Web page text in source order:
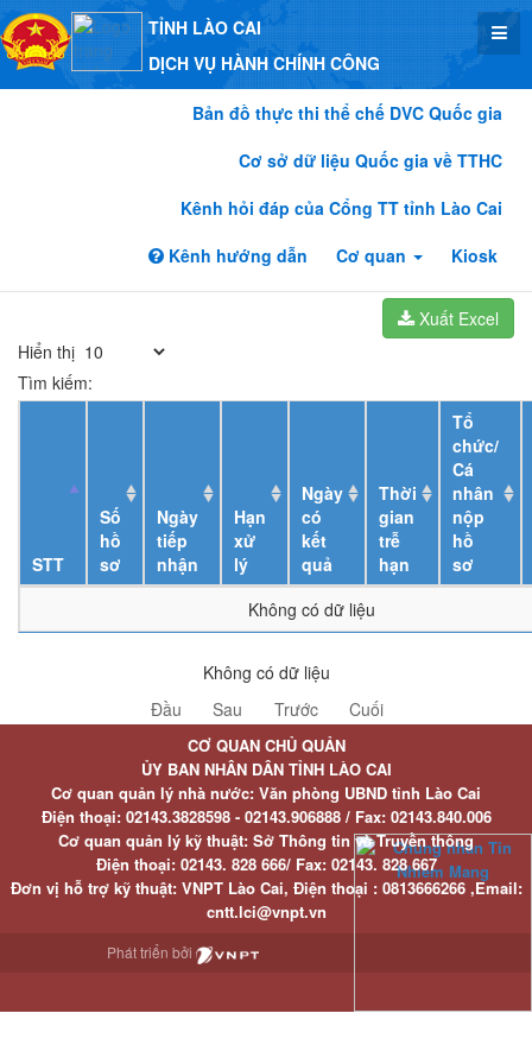
TỈNH LÀO CAI
DỊCH VỤ HÀNH CHÍNH CÔNG
Bản đồ thực thi thể chế DVC Quốc gia
Cơ sở dữ liệu Quốc gia về TTHC
Kênh hỏi đáp của Cổng TT tỉnh Lào Cai
Kênh hướng dẫn
Cơ quan Kiosk
Xuất Excel
Hiển thị
Tìm kiếm:
STT
Số
hồ
sơ
Ngày
tiếp
nhận
Hạn
xử
lý
Ngày
có
kết
quả
Thời
gian
trễ
hạn
Tổ
chức/
Cá
nhân
nộp
hồ
sơ
Không có dữ liệu
Không có dữ liệu
Đầu
Sau Trước Cuối
CƠ QUAN CHỦ QUẢN
ỦY BAN NHÂN DÂN TỈNH LÀO CAI
Cơ quan quản lý nhà nước: Văn phòng UBND tỉnh Lào Cai
Điện thoại:02143.3828598 - 02143.906888 / Fax:02143.840.006
Cơ quan quản lý kỹ thuật: Sở Thông tin và Truyền thông
Điện thoại:02143. 828 666/ Fax:02143. 828 667
Đơn vị hỗ trợ kỹ thuật: VNPT Lào Cai, Điện thoại : 0813666266 ,Email:
cntt.lci@vnpt.vn
Phát triển bởi